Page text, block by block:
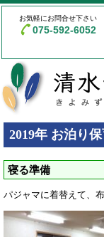
お気軽にお問合せ下さい
075-592-6052
2019年 お泊り
寝る準備
パジャマに着替えて、